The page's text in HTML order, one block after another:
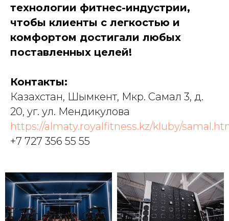
технологии фитнес-индустрии,
чтобы клиенты с легкостью и
комфортом достигали любых
поставленных целей!
Контакты:
Казахстан, Шымкент, Мкр. Самал 3, д.
20, уг. ул. Мендикулова
https://almaty.royalfitness.kz/kluby/
+7 727 356 55 55